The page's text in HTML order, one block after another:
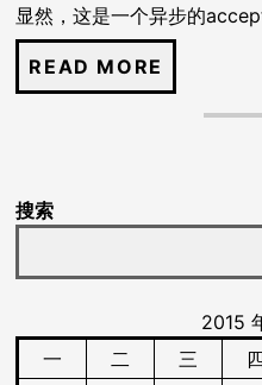
显然，这是一个异步的
搜索
2015
一
二 三